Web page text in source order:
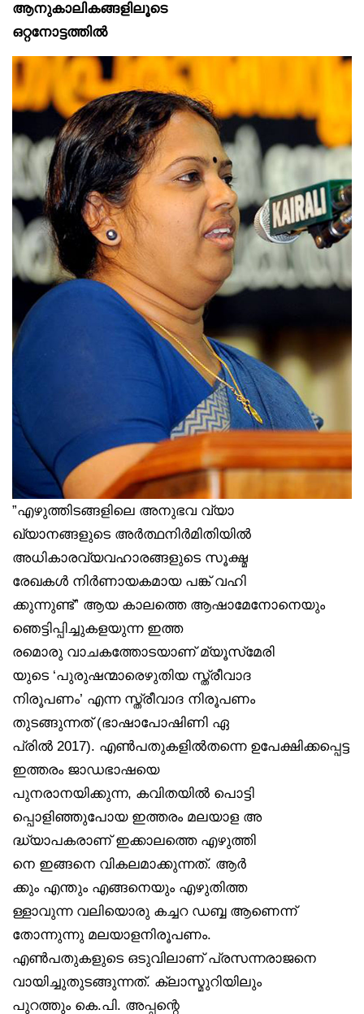
ആനുകാലികങ്ങളിലൂടെ
ഒറ്റനോട്ടത്തിൽ
”എഴുത്തിടങ്ങളിലെ അനുഭവ വ്യാ
ഖ്യാനങ്ങളുടെ അർത്ഥനിർമിതിയിൽ
അധികാരവ്യവഹാരങ്ങളുടെ സൂക്ഷ്മ
രേഖകൾ നിർണായകമായ പങ്ക് വഹി
ക്കുന്നുണ്ട്” ആയ കാലത്തെ ആഷാമേനോനെയും
ഞെട്ടിപ്പിച്ചുകളയുന്ന ഇത്ത
രമൊരു വാചകത്തോടയാണ് മ്യൂസ്‌മേരി
യുടെ ‘പുരുഷന്മാരെഴുതിയ സ്ത്രീവാദ
നിരൂപണം’ എന്ന സ്ത്രീവാദ നിരൂപണം
തുടങ്ങുന്നത് (ഭാഷാപോഷിണി ഏ
പ്രിൽ 2017). എൺപതുകളിൽതന്നെ ഉപേക്ഷിക്കപ്പെട്ട
ഇത്തരം ജാഡഭാഷയെ
പുനരാനയിക്കുന്ന, കവിതയിൽ പൊട്ടി
പ്പൊളിഞ്ഞുപോയ ഇത്തരം മലയാള അ
ദ്ധ്യാപകരാണ് ഇക്കാലത്തെ എഴുത്തി
നെ ഇങ്ങനെ വികലമാക്കുന്നത്. ആർ
ക്കും എന്തും എങ്ങനെയും എഴുതിത്ത
ള്ളാവുന്ന വലിയൊരു കച്ചറ ഡബ്ബ ആണെന്ന്
തോന്നുന്നു മലയാളനിരൂപണം.
എൺപതുകളുടെ ഒടുവിലാണ് പ്രസന്നരാജനെ
വായിച്ചുതുടങ്ങുന്നത്. ക്ലാസ്മുറിയിലും
പുറത്തും കെ.പി. അപ്പന്റെ